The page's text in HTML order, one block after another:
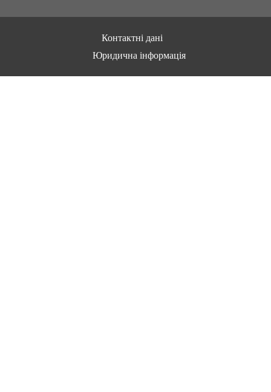
Контактні дані
Юридична інформація